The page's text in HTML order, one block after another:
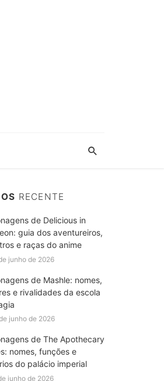
RECENTE
de Delicious in
guia dos aventureiros,
e raças do anime
junho de 2026
de Mashle: nomes,
e rivalidades da escola
junho de 2026
de The Apothecary
nomes, funções e
do palácio imperial
junho de 2026